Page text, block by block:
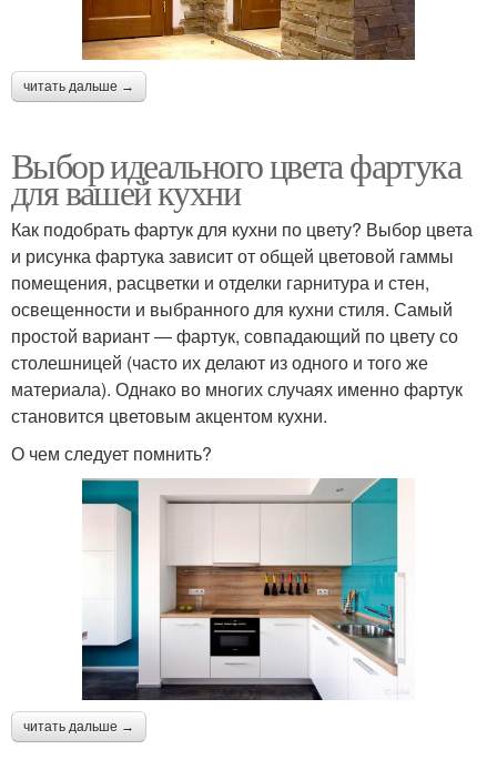
читать дальше →
Выбор идеального цвета фартука
для вашей кухни
Как подобрать фартук для кухни по цвету? Выбор цвета
и рисунка фартука зависит от общей цветовой гаммы
помещения, расцветки и отделки гарнитура и стен,
освещенности и выбранного для кухни стиля. Самый
простой вариант ― фартук, совпадающий по цвету со
столешницей (часто их делают из одного и того же
материала). Однако во многих случаях именно фартук
становится цветовым акцентом кухни.
О чем следует помнить?
читать дальше →